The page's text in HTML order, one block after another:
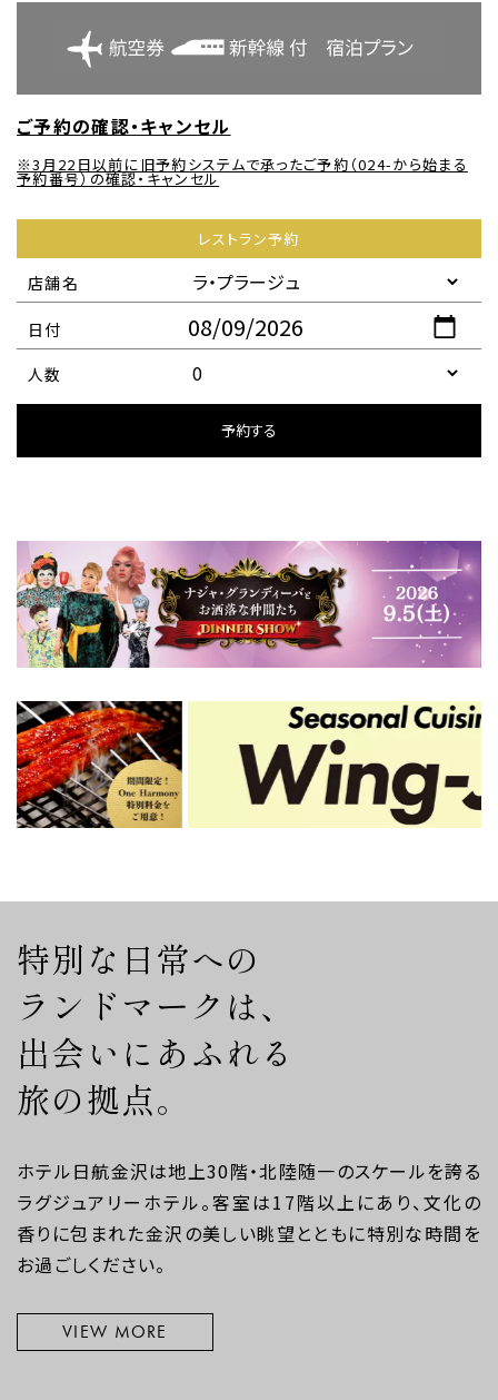
ご予約の確認・キャンセル
※3月22日以前に旧予約システムで承ったご予約（024-から始まる
予約番号）の確認・キャンセル
レストラン予約
店舗名
日付
人数
特別な日常への
ランドマークは、
出会いにあふれる
旅の拠点。
ホテル日航金沢は地上30階・北陸随一のスケールを誇る
ラグジュアリーホテル。客室は17階以上にあり、文化の
香りに包まれた金沢の美しい眺望とともに特別な時間を
お過ごしください。
VIEW MORE